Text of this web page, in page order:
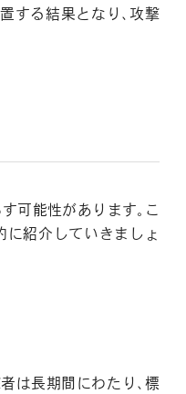
する結果となり、攻撃
可能性があります。こ
に紹介していきましょ
は長期間にわたり、標